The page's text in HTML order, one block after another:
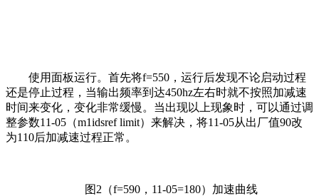
使用面板运行。首先将f=550，运行后发现不论启动过程
还是停止过程，当输出频率到达450hz左右时就不按照加减速
时间来变化，变化非常缓慢。当出现以上现象时，可以通过调
整参数11-05（m1idsref limit）来解决，将11-05从出厂值90改
为110后加减速过程正常。
图2（f=590，11-05=180）加速曲线